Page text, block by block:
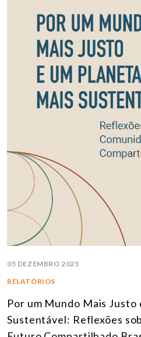
05 DEZEMBRO 2025
RELATÓRIOS
Por um Mundo Mais Justo
Sustentável: Reflexões